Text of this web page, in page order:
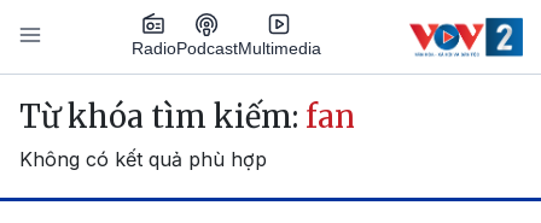
Nhảy đến nội dung
RadioPodcastMultimedia
Main navigation
Từ khóa tìm kiếm: fan
Không có kết quả phù hợp